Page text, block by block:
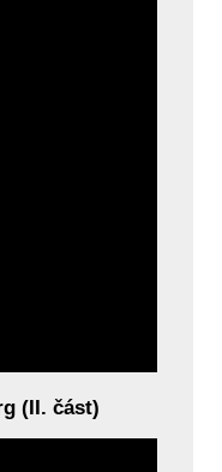
(II. část)